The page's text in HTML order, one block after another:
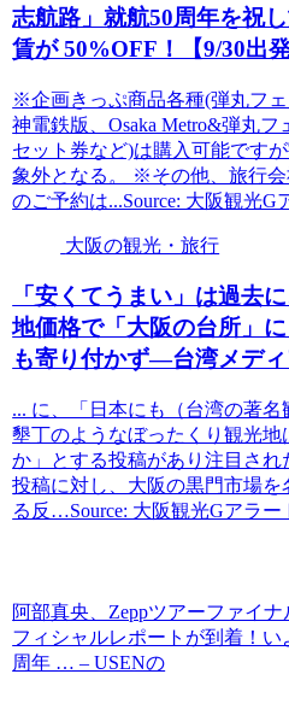
志航路」就航50周年を祝
賃が 50%OFF！【9/30出
※企画きっぷ商品各種(弾丸フ
神電鉄版、Osaka Metro&弾丸フ
セット券など)は購入可能です
象外となる。 ※その他、旅行会
のご予約は...Source: 大阪観光G
大阪の観光・旅行
「安くてうまい」は過去
地価格で「 大阪の台所」
も寄り付かず―台湾メデ
... に、「日本にも（台湾の著名
墾丁のようなぼったくり観光地
か」とする投稿があり注目され
投稿に対し、大阪の黒門市場を
る反…Source: 大阪観光Gアラー
阿部真央、Zeppツアーファイナ
フィシャルレポートが到着！い
周年 … – USENの